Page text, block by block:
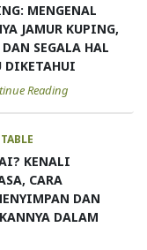
MENGENAL
JAMUR KUPING,
SEGALA HAL
DIKETAHUI
Reading
KENALI
CARA
DAN
DALAM